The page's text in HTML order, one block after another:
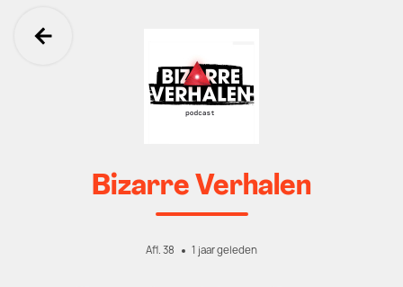
Ga terug
Bizarre Verhalen
Afl. 38 1 jaar geleden